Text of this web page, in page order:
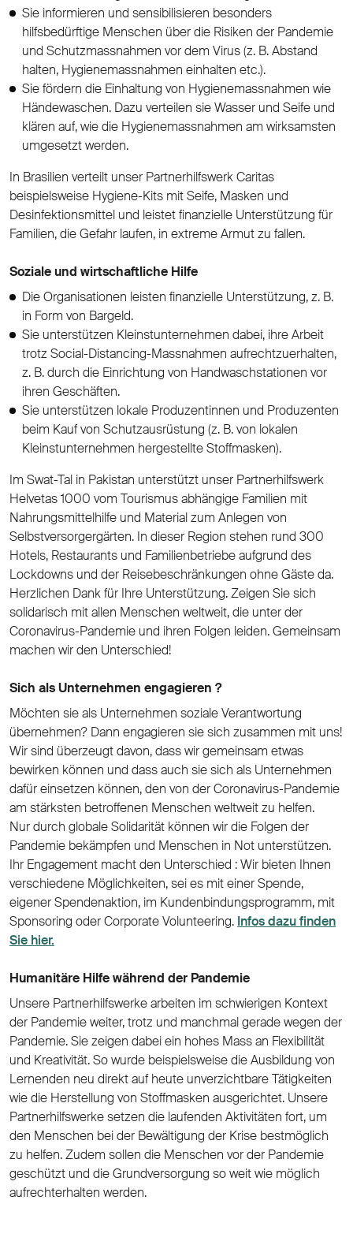
Sie informieren und sensibilisieren besonders
hilfsbedürftige Menschen über die Risiken der Pandemie
und Schutzmassnahmen vor dem Virus (z. B. Abstand
halten, Hygienemassnahmen einhalten etc.).
Sie fördern die Einhaltung von Hygienemassnahmen wie
Händewaschen. Dazu verteilen sie Wasser und Seife und
klären auf, wie die Hygienemassnahmen am wirksamsten
umgesetzt werden.
In Brasilien verteilt unser Partnerhilfswerk Caritas
beispielsweise Hygiene-Kits mit Seife, Masken und
Desinfektionsmittel und leistet finanzielle Unterstützung für
Familien, die Gefahr laufen, in extreme Armut zu fallen.
Soziale und wirtschaftliche Hilfe
Die Organisationen leisten finanzielle Unterstützung, z. B.
in Form von Bargeld.
Sie unterstützen Kleinstunternehmen dabei, ihre Arbeit
trotz Social-Distancing-Massnahmen aufrechtzuerhalten,
z. B. durch die Einrichtung von Handwaschstationen vor
ihren Geschäften.
Sie unterstützen lokale Produzentinnen und Produzenten
beim Kauf von Schutzausrüstung (z. B. von lokalen
Kleinstunternehmen hergestellte Stoffmasken).
Im Swat-Tal in Pakistan unterstützt unser Partnerhilfswerk
Helvetas 1000 vom Tourismus abhängige Familien mit
Nahrungsmittelhilfe und Material zum Anlegen von
Selbstversorgergärten. In dieser Region stehen rund 300
Hotels, Restaurants und Familienbetriebe aufgrund des
Lockdowns und der Reisebeschränkungen ohne Gäste da.
Herzlichen Dank für Ihre Unterstützung. Zeigen Sie sich
solidarisch mit allen Menschen weltweit, die unter der
Coronavirus-Pandemie und ihren Folgen leiden. Gemeinsam
machen wir den Unterschied!
Sich als Unternehmen engagieren ?
Möchten sie als Unternehmen soziale Verantwortung
übernehmen? Dann engagieren sie sich zusammen mit uns!
Wir sind überzeugt davon, dass wir gemeinsam etwas
bewirken können und dass auch sie sich als Unternehmen
dafür einsetzen können, den von der Coronavirus-Pandemie
am stärksten betroffenen Menschen weltweit zu helfen.
Nur durch globale Solidarität können wir die Folgen der
Pandemie bekämpfen und Menschen in Not unterstützen.
Ihr Engagement macht den Unterschied : Wir bieten Ihnen
verschiedene Möglichkeiten, sei es mit einer Spende,
eigener Spendenaktion, im Kundenbindungsprogramm, mit
Sponsoring oder Corporate Volunteering. Infos dazu finden
Sie hier.
Humanitäre Hilfe während der Pandemie
Unsere Partnerhilfswerke arbeiten im schwierigen Kontext
der Pandemie weiter, trotz und manchmal gerade wegen der
Pandemie. Sie zeigen dabei ein hohes Mass an Flexibilität
und Kreativität. So wurde beispielsweise die Ausbildung von
Lernenden neu direkt auf heute unverzichtbare Tätigkeiten
wie die Herstellung von Stoffmasken ausgerichtet. Unsere
Partnerhilfswerke setzen die laufenden Aktivitäten fort, um
den Menschen bei der Bewältigung der Krise bestmöglich
zu helfen. Zudem sollen die Menschen vor der Pandemie
geschützt und die Grundversorgung so weit wie möglich
aufrechterhalten werden.